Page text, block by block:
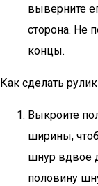
выверните
сторона. Не
концы.
Как сделать
Выкроите
ширины,
шнур вдвое
половину